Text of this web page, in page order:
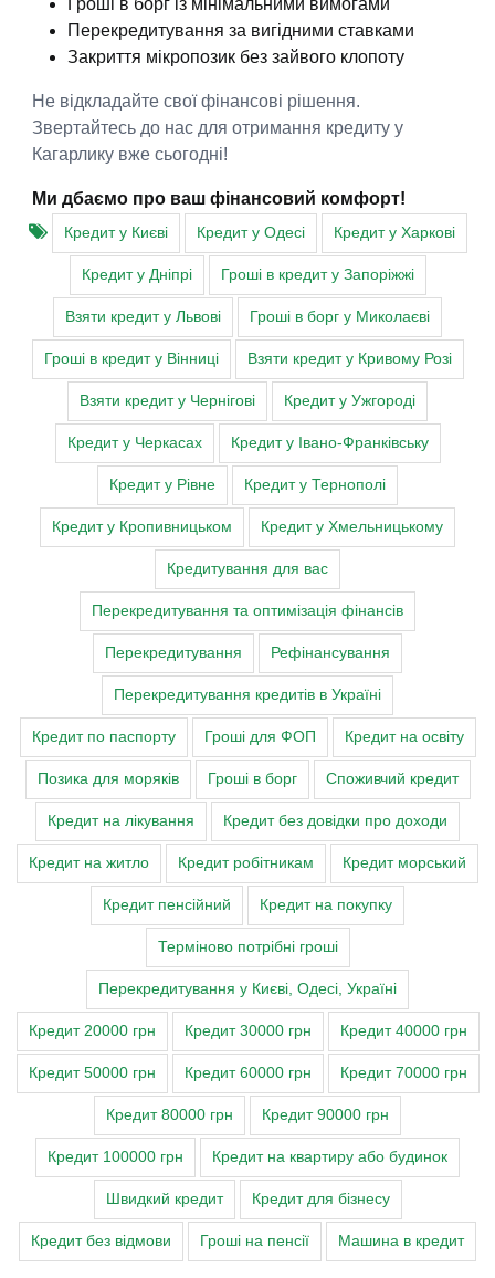
Гроші в борг із мінімальними вимогами
Перекредитування за вигідними ставками
Закриття мікропозик без зайвого клопоту
Не відкладайте свої фінансові рішення.
Звертайтесь до нас для отримання кредиту у
Кагарлику вже сьогодні!
Ми дбаємо про ваш фінансовий комфорт!
Кредит у Києві Кредит у Одесі Кредит у Харкові
Кредит у Дніпрі Гроші в кредит у Запоріжжі
Взяти кредит у Львові Гроші в борг у Миколаєві
Гроші в кредит у Вінниці Взяти кредит у Кривому Розі
Взяти кредит у Чернігові Кредит у Ужгороді
Кредит у Черкасах Кредит у Івано-Франківську
Кредит у Рівне Кредит у Тернополі
Кредит у Кропивницьком Кредит у Хмельницькому
Кредитування для вас
Перекредитування та оптимізація фінансів
Перекредитування Рефінансування
Перекредитування кредитів в Україні
Кредит по паспорту Гроші для ФОП Кредит на освіту
Позика для моряків Гроші в борг Споживчий кредит
Кредит на лікування Кредит без довідки про доходи
Кредит на житло Кредит робітникам Кредит морський
Кредит пенсійний Кредит на покупку
Терміново потрібні гроші
Перекредитування у Києві, Одесі, Україні
Кредит 20000 грн Кредит 30000 грн Кредит 40000 грн
Кредит 50000 грн Кредит 60000 грн Кредит 70000 грн
Кредит 80000 грн Кредит 90000 грн
Кредит 100000 грн Кредит на квартиру або будинок
Швидкий кредит Кредит для бізнесу
Кредит без відмови Гроші на пенсії Машина в кредит